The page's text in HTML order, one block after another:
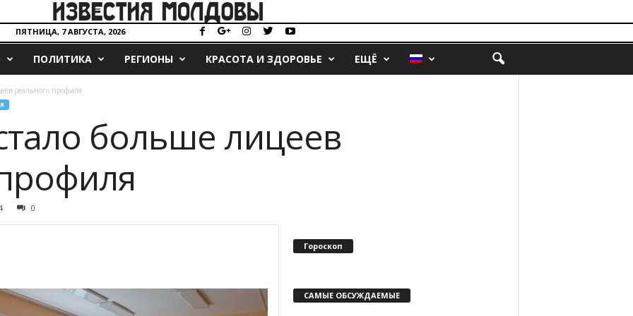
ПЯТНИЦА, 7 АВГУСТА, 2026
ПОЛИТИКА РЕГИОНЫ КРАСОТА И ЗДОРОВЬЕ ЕЩЁ
реального профиля
больше лицеев
0
Гороскоп
САМЫЕ ОБСУЖДАЕМЫЕ